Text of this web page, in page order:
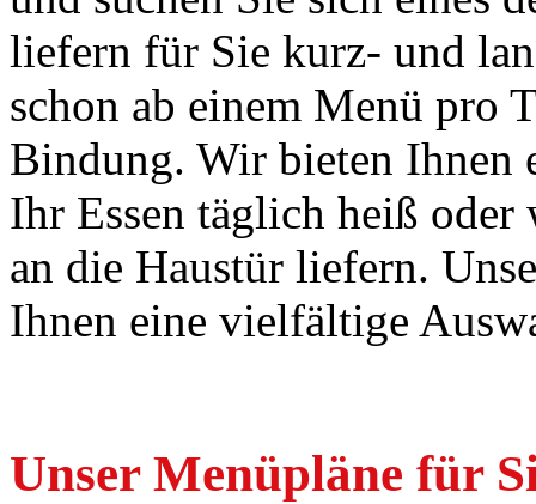
liefern für Sie kurz- und
schon ab einem Menü pro
Bindung. Wir bieten
Ihr Essen täglich heiß
an die Haustür liefern.
Ihnen eine vielfältige
Unser Menüpläne für